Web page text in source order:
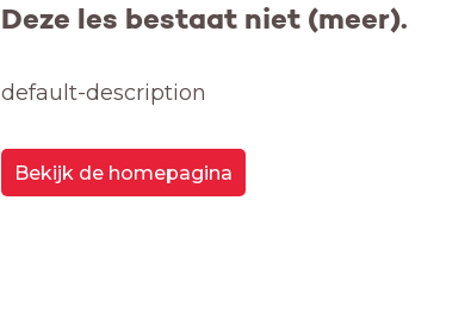
Deze les bestaat niet (meer).
default-description
Bekijk de homepagina